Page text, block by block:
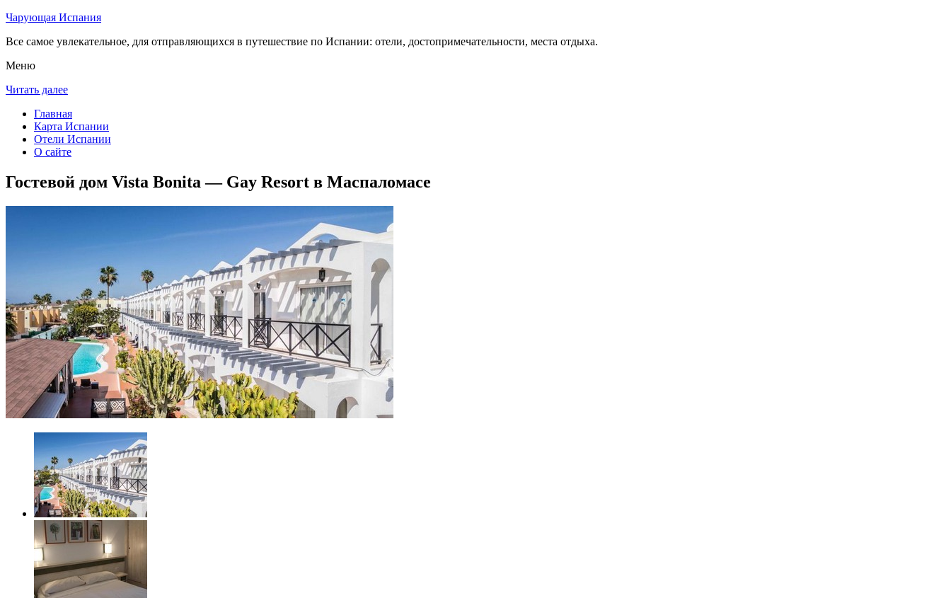
Чарующая Испания
Все самое увлекательное, для отправляющихся в путешествие по Испании: отели, достопримечательности, места отдыха.
Меню
Читать далее
Главная
Карта Испании
Отели Испании
О сайте
Гостевой дом Vista Bonita — Gay Resort в Маспаломасе